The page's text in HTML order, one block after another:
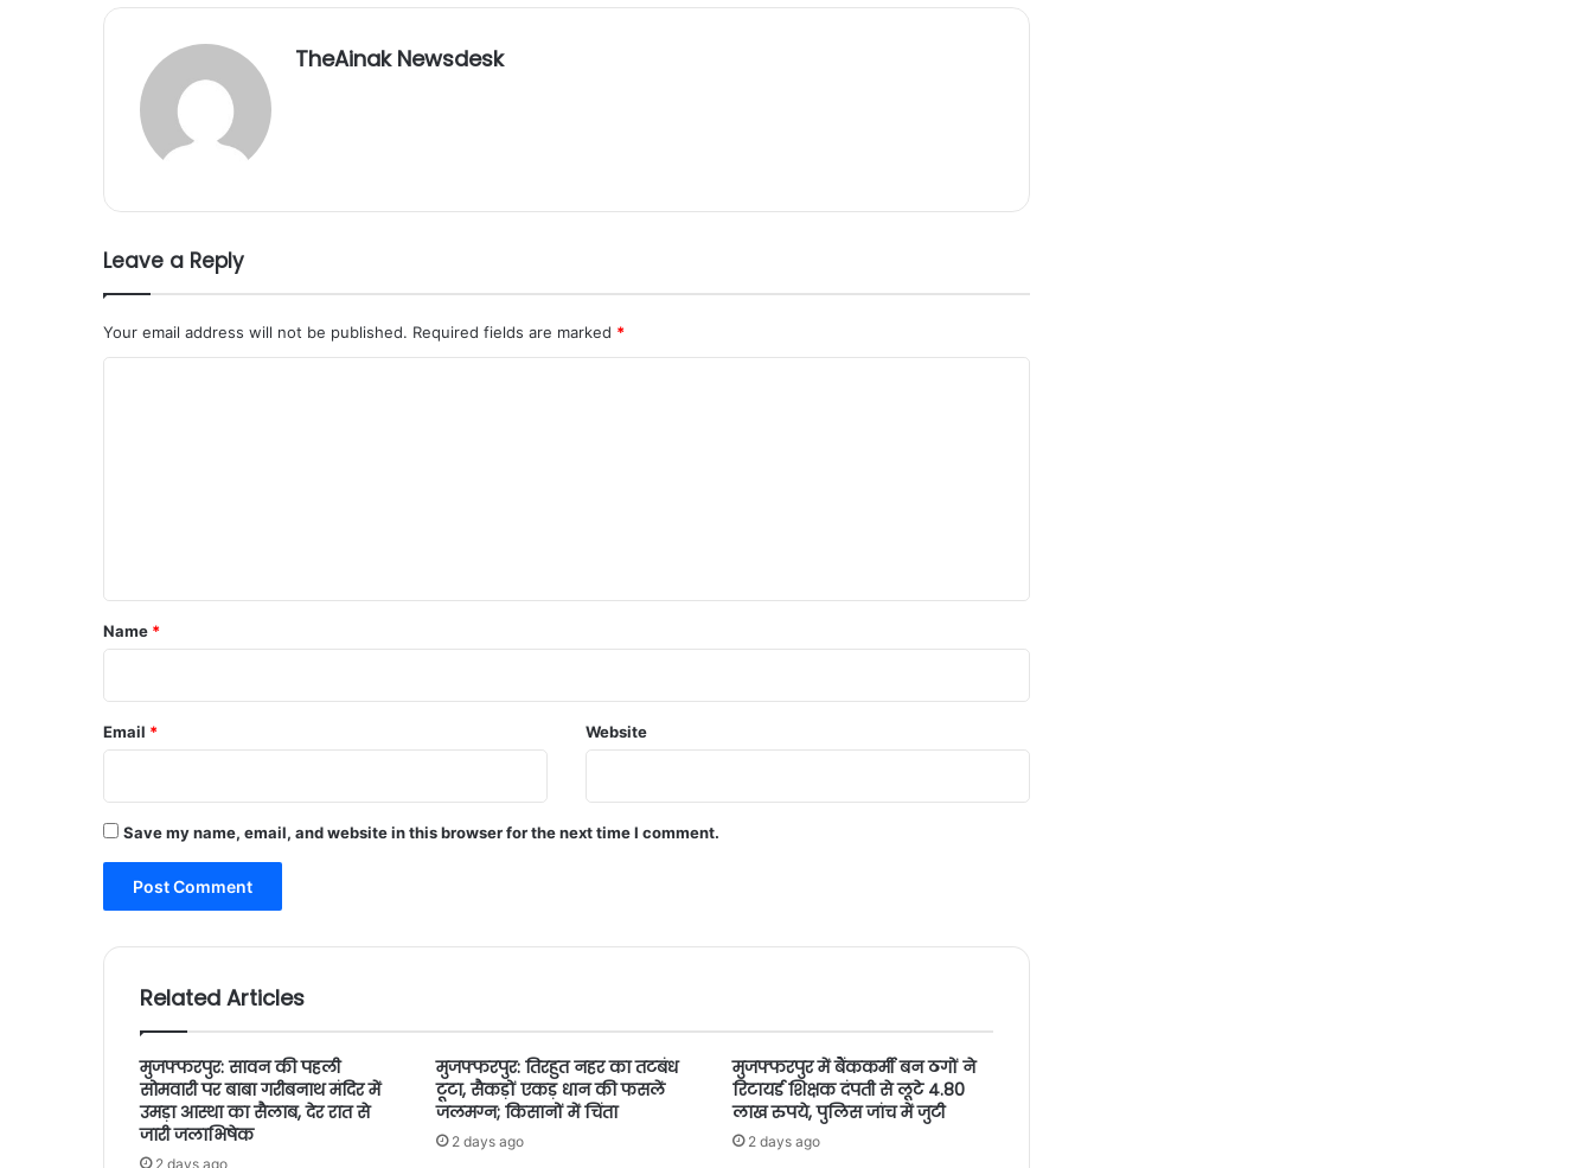
TheAinak Newsdesk
Leave a Reply
Your email address will not be published. Required fields are marked *
*
Name *
Email * Website
Save my name, email, and website in this browser for the next time I comment.
Related Articles
मुजफ्फरपुर: सावन की पहली
सोमवारी पर बाबा गरीबनाथ मंदिर में
उमड़ा आस्था का सैलाब, देर रात से
जारी जलाभिषेक
2 days ago
मुजफ्फरपुर: तिरहुत नहर का तटबंध
टूटा, सैकड़ों एकड़ धान की फसलें
जलमग्न; किसानों में चिंता
2 days ago
मुजफ्फरपुर में बैंककर्मी बन ठगों ने
रिटायर्ड शिक्षक दंपती से लूटे 4.80
लाख रुपये, पुलिस जांच में जुटी
2 days ago